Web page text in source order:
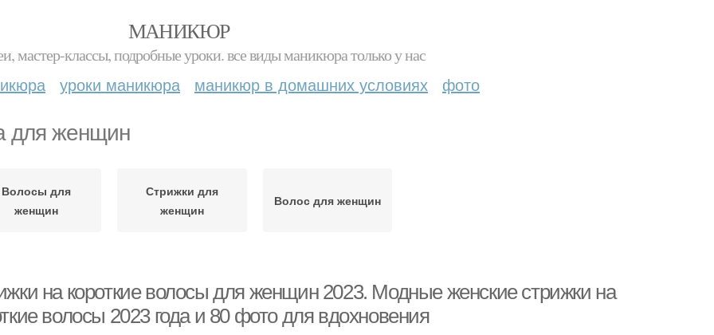
МАНИКЮР
мастер-классы, подробные уроки. все виды маникюра только у нас
уроки маникюра маникюр в домашних условиях фото
для женщин
Волосы для
женщин
Стрижки для
женщин
Волос для женщин
на короткие волосы для женщин 2023. Модные женские стрижки на
волосы 2023 года и 80 фото для вдохновения